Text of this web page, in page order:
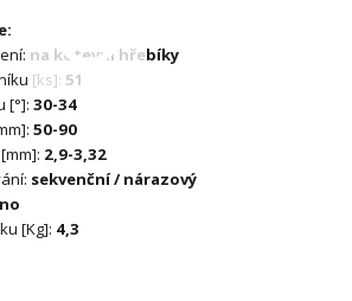
na kotevní hřebíky
[ks]: 51
[°]: 30-34
50-90
2,9-3,32
sekvenční / nárazový
[Kg]: 4,3